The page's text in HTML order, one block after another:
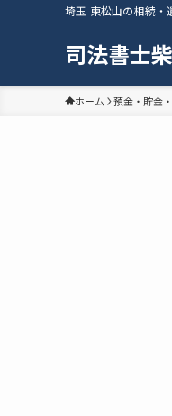
埼玉 東松山の相続・
司法書士
ホーム 預金・貯金